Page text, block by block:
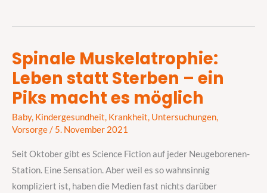
Spinale Muskelatrophie:
Leben statt Sterben – ein
Piks macht es möglich
Baby, Kindergesundheit, Krankheit, Untersuchungen,
Vorsorge/ 5. November 2021
Seit Oktober gibt es Science Fiction auf jeder Neugeborenen-
Station. Eine Sensation. Aber weil es so wahnsinnig
kompliziert ist, haben die Medien fast nichts darüber
Spinale
Muskelatrophie:
Leben
statt
Sterben
ein
Piks
macht